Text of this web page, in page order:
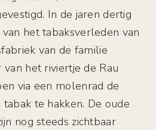
In de jaren dertig
het tabaksverleden van
van de familie
het riviertje de Rau
via een molenrad de
tabak te hakken. De oude
nog steeds zichtbaar